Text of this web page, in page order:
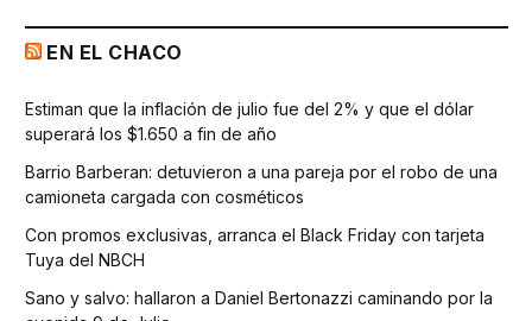
EN EL CHACO
Estiman que la inflación de julio fue del 2% y que el dólar
superará los $1.650 a fin de año
Barrio Barberan: detuvieron a una pareja por el robo de una
camioneta cargada con cosméticos
Con promos exclusivas, arranca el Black Friday con tarjeta
Tuya del NBCH
Sano y salvo: hallaron a Daniel Bertonazzi caminando por la